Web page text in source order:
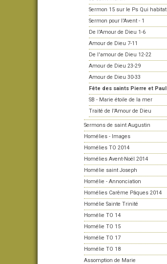
Sermon 15 sur le Ps Qui habitat
Sermon pour l'Avent - 1
De l'Amour de Dieu 1-6
Amour de Dieu 7-11
De l'amour de Dieu 12-22
Amour de Dieu 23-29
Amour de Dieu 30-33
Fête des saints Pierre et Paul
SB - Marie étoile de la mer
Traité de l'Amour de Dieu
Sermons de saint Augustin
Homélies - Images
Homélies TO 2014
Homélies Avent-Noël 2014
Homélie saint Joseph
Homélie - Annonciation
Homélies Carême Pâques 2014
Homélie Sainte Trinité
Homélie TO 14
Homélie TO 15
Homélie TO 17
Homélie TO 18
Assomption de Marie